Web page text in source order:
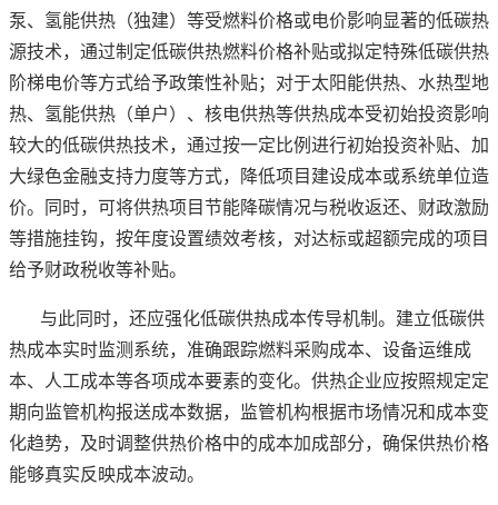
泵、氢能供热（独建）等受燃料价格或电价影响显著的低碳热
源技术，通过制定低碳供热燃料价格补贴或拟定特殊低碳供热
阶梯电价等方式给予政策性补贴；对于太阳能供热、水热型地
热、氢能供热（单户）、核电供热等供热成本受初始投资影响
较大的低碳供热技术，通过按一定比例进行初始投资补贴、加
大绿色金融支持力度等方式，降低项目建设成本或系统单位造
价。同时，可将供热项目节能降碳情况与税收返还、财政激励
等措施挂钩，按年度设置绩效考核，对达标或超额完成的项目
给予财政税收等补贴。
与此同时，还应强化低碳供热成本传导机制。建立低碳供
热成本实时监测系统，准确跟踪燃料采购成本、设备运维成
本、人工成本等各项成本要素的变化。供热企业应按照规定定
期向监管机构报送成本数据，监管机构根据市场情况和成本变
化趋势，及时调整供热价格中的成本加成部分，确保供热价格
能够真实反映成本波动。